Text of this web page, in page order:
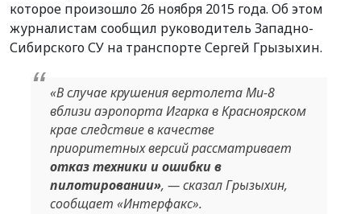
которое произошло 26 ноября 2015 года. Об этом
журналистам сообщил руководитель Западно-
Сибирского СУ на транспорте Сергей Грызыхин.
«В случае крушения вертолета Ми-8
вблизи аэропорта Игарка в Красноярском
крае следствие в качестве
приоритетных версий рассматривает
отказ техники и ошибки в
пилотировании», — сказал Грызыхин,
сообщает «Интерфакс».